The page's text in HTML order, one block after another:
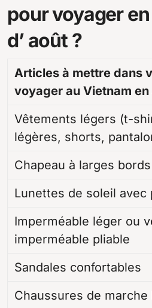
pour voyager
d’ août ?
Articles à mettre dans
voyager au Vietnam en
Vêtements légers (t-
légères, shorts,
Chapeau à larges
Lunettes de soleil avec
Imperméable léger ou
imperméable pliable
Sandales confortables
Chaussures de marche